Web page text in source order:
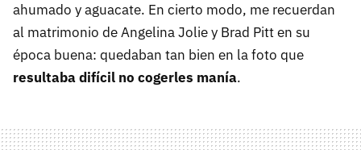
ahumado y aguacate. En cierto modo, me recuerdan
al matrimonio de Angelina Jolie y Brad Pitt en su
época buena: quedaban tan bien en la foto que
resultaba difícil no cogerles manía.